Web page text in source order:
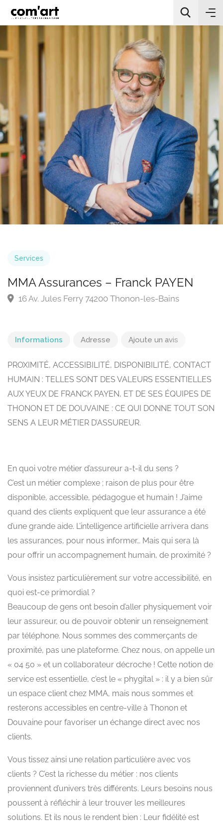
All Categories
Chercher
Services
MMA Assurances – Franck PAYEN
16 Av. Jules Ferry 74200 Thonon-les-Bains
Informations Adresse Ajoute un avis
PROXIMITÉ, ACCESSIBILITÉ, DISPONIBILITÉ, CONTACT
HUMAIN : TELLES SONT DES VALEURS ESSENTIELLES
AUX YEUX DE FRANCK PAYEN, ET DE SES ÉQUIPES DE
THONON ET DE DOUVAINE : CE QUI DONNE TOUT SON
SENS A LEUR MÉTIER D’ASSUREUR.
En quoi votre métier d’assureur a-t-il du sens ?
C’est un métier complexe ; raison de plus pour être
disponible, accessible, pédagogue et humain ! J’aime
quand des clients expliquent que leur assurance a été
d’une grande aide. L’intelligence artificielle arrivera dans
les assurances, pour nous informer… Mais qui sera là
pour offrir un accompagnement humain, de proximité ?
Vous insistez particulièrement sur votre accessibilité, en
quoi est-ce primordial ?
Beaucoup de gens ont besoin d’aller physiquement voir
leur assureur, ou de pouvoir obtenir un renseignement
par téléphone. Nous sommes des commerçants de
proximité, pas une plateforme. Chez nous, on appelle un
« 04 50 » et un collaborateur décroche ! Cette notion de
service est essentielle, c’est le « phygital » : il y a bien sûr
un espace client chez MMA, mais nous sommes et
resterons accessibles en centre-ville à Thonon et
Douvaine pour favoriser un échange direct avec nos
clients.
Vous tissez ainsi une relation particulière avec vos
clients ? C’est la richesse du métier : nos clients
proviennent d’univers très différents. Leurs besoins nous
poussent à réfléchir à leur trouver les meilleures
solutions. Et ils nous le rendent bien : Leur fidélité est